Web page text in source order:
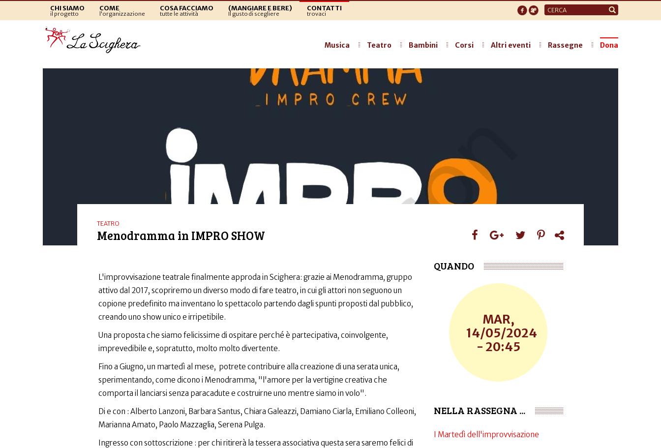
CHI SIAMO
il progetto
COME
l'organizzazione
COSA FACCIAMO
tutte le attività
(MANGIARE E BERE)
Il gusto di scegliere
CONTATTI
trovaci
Form
di
Musica Teatro Bambini Corsi Altri eventi Rassegne Dona
TEATRO
Menodramma in IMPRO SHOW
L'improvvisazione teatrale finalmente approda in Scighera: grazie ai Menodramma, gruppo
attivo dal 2017, scopriremo un diverso modo di fare teatro, in cui gli attori non seguono un
copione predefinito ma inventano lo spettacolo partendo dagli spunti proposti dal pubblico,
creando uno show unico e irripetibile.
Una proposta che siamo felicissime di ospitare perché è partecipativa, coinvolgente,
imprevedibile e, sopratutto, molto molto divertente.
Fino a Giugno, un martedì al mese, potrete contribuire alla creazione di una serata unica,
sperimentando, come dicono i Menodramma, "l'amore per la vertigine creativa che
comporta il lanciarsi senza paracadute e costruirne uno mentre siamo in volo".
Di e con : Alberto Lanzoni, Barbara Santus, Chiara Galeazzi, Damiano Ciarla, Emiliano Colleoni,
Marianna Amato, Paolo Mazzaglia, Serena Pulga.
Ingresso con sottoscrizione : per chi ritirerà la tessera associativa questa sera saremo felici di
QUANDO
MAR,
14/05/2024
- 20:45
NELLA RASSEGNA ...
I Martedì dell'improvvisazione